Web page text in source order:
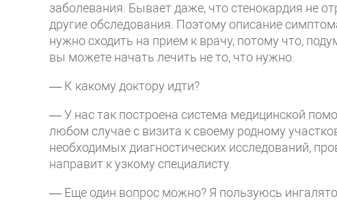
заболевания. Бывает даже, что стенокардия не
другие обследования. Поэтому описание
нужно сходить на прием к врачу, потому что,
вы можете начать лечить не то, что нужно.
— К какому доктору идти?
— У нас так построена система медицинской
любом случае с визита к своему родному
необходимых диагностических исследований,
направит к узкому специалисту.
— Еще один вопрос можно? Я пользуюсь